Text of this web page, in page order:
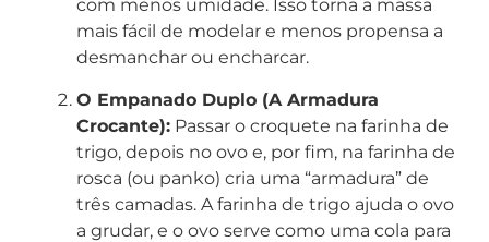
com menos umidade. Isso torna a massa
mais fácil de modelar e menos propensa a
desmanchar ou encharcar.
O Empanado Duplo (A Armadura
Crocante): Passar o croquete na farinha de
trigo, depois no ovo e, por fim, na farinha de
rosca (ou panko) cria uma “armadura” de
três camadas. A farinha de trigo ajuda o ovo
a grudar, e o ovo serve como uma cola para